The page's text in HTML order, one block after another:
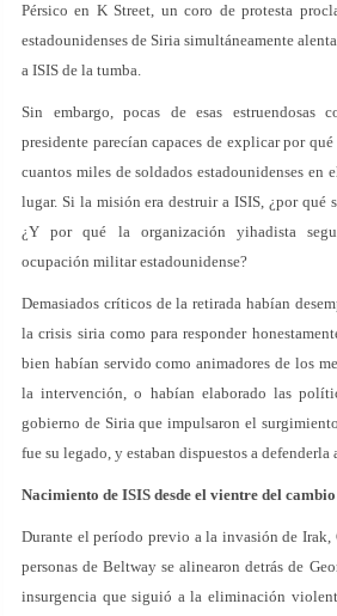
Pérsico en K Street, un coro de protesta
estadounidenses de Siria simultáneamente
a ISIS de la tumba.
Sin embargo, pocas de esas estruendosas
presidente parecían capaces de explicar por
cuantos miles de soldados estadounidenses en
lugar. Si la misión era destruir a ISIS, ¿por qué
¿Y por qué la organización yihadista
ocupación militar estadounidense?
Demasiados críticos de la retirada habían
la crisis siria como para responder
bien habían servido como animadores de los
la intervención, o habían elaborado las
gobierno de Siria que impulsaron el
fue su legado, y estaban dispuestos a
Nacimiento de ISIS desde el vientre del
Durante el período previo a la invasión de
personas de Beltway se alinearon detrás de
insurgencia que siguió a la eliminación